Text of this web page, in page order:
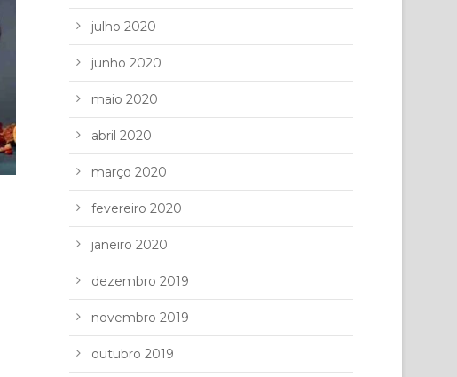
julho 2020
junho 2020
maio 2020
abril 2020
março 2020
fevereiro 2020
janeiro 2020
dezembro 2019
novembro 2019
outubro 2019